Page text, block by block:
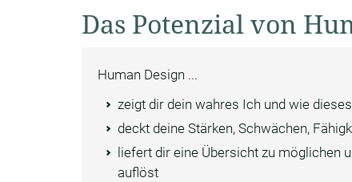
Das Potenzial von
Human Design ...
zeigt dir dein wahres Ich und wie
deckt deine Stärken, Schwächen,
liefert dir eine Übersicht zu möglichen
auflöst